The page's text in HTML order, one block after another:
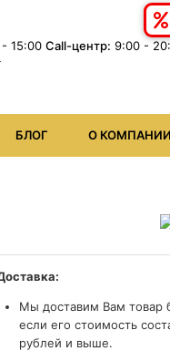
15:00 Сall-центр: 9:00 -
БЛОГ О КОМПАНИИ
Мы доставим Вам товар
если его стоимость
рублей и выше.